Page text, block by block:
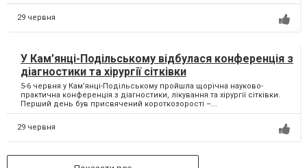
29 червня
У Кам’янці-Подільському відбулася конференція з
діагностики та хірургії сітківки
5-6 червня у Кам’янці-Подільському пройшла щорічна науково-
практична конференція з діагностики, лікування та хірургії сітківки.
Перший день був присвячений короткозорості –...
29 червня